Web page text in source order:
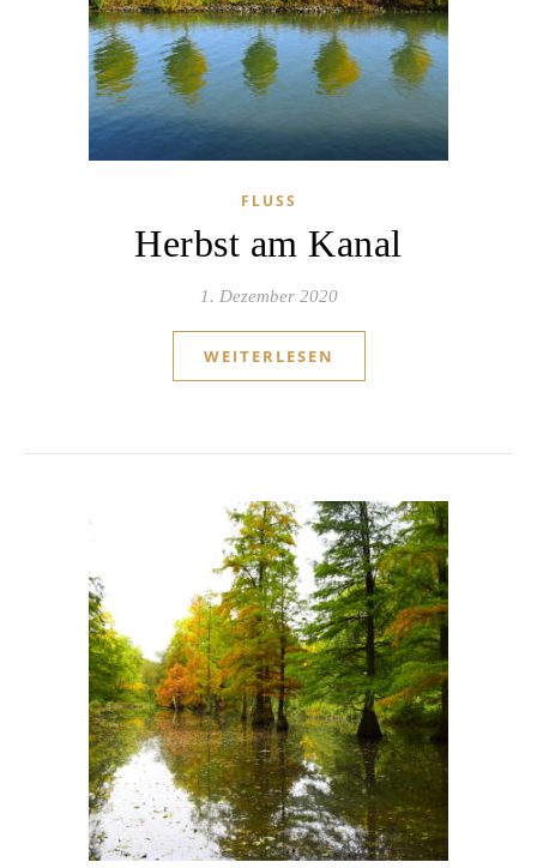
FLUSS
Herbst am Kanal
1. Dezember 2020
WEITERLESEN